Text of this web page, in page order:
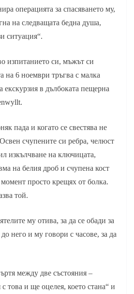
операцията за спасяването му,
на следващата бедна душа,
ситуация“.
изпитанието си, мъжът си
на 6 ноември тръгва с малка
екскурзия в дълбоката пещерна
пада и когато се свестява не
счупените си ребра, челюст
изкълчване на ключицата,
на белия дроб и счупена кост
просто крещях от болка.
той.
му отива, за да се обади за
него и му говори с часове, за да
между две състояния –
това и ще оцелея, което стана“ и